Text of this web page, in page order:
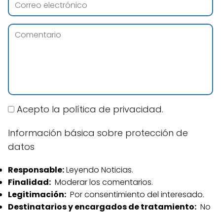
Acepto la política de privacidad.
Información básica sobre protección de
datos
Responsable:Leyendo Noticias.
Finalidad: Moderar los comentarios.
Legitimación: Por consentimiento del interesado.
Destinatarios y encargados de tratamiento: No